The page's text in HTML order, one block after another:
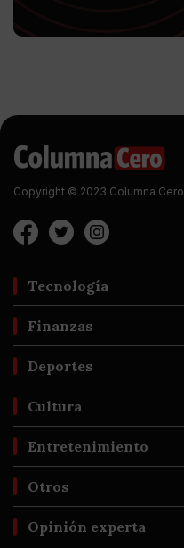
Copyright © 2023 Columna Cero
Tecnología
Finanzas
Deportes
Cultura
Entretenimiento
Otros
Opinión experta